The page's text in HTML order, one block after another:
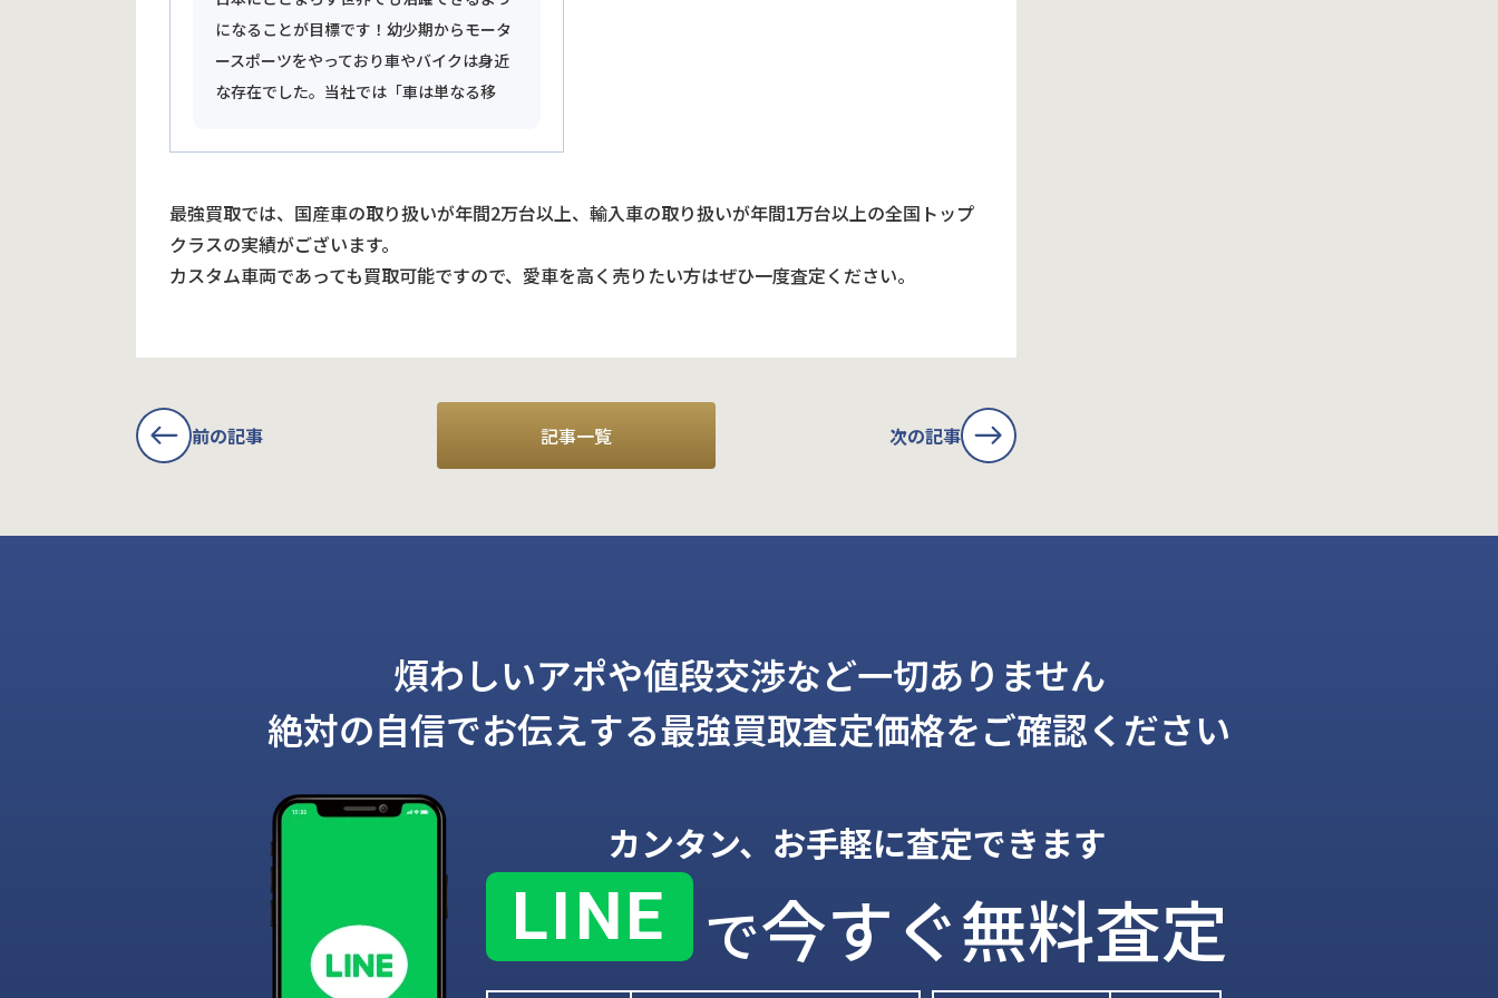
になることが目標です！幼少期からモータ
ースポーツをやっており車やバイクは身近
な存在でした。当社では「車は単なる移
最強買取では、国産車の取り扱いが年間2万台以上、輸入車の取り扱いが年間1万台以上の全国トップ
クラスの実績がございます。
カスタム車両であっても買取可能ですので、愛車を高く売りたい方はぜひ一度査定ください。
前の記事 記事一覧 次の記事
煩わしいアポや値段交渉など一切ありません
絶対の自信でお伝えする最強買取査定価格をご確認ください
カンタン、お手軽に査定できます
LINE で今すぐ無料査定